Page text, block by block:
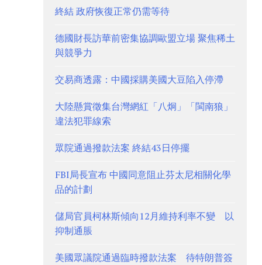
終結 政府恢復正常仍需等待
德國財長訪華前密集協調歐盟立場 聚焦稀土
與競爭力
交易商透露：中國採購美國大豆陷入停滯
大陸懸賞徵集台灣網紅「八炯」「閩南狼」
違法犯罪線索
眾院通過撥款法案 終結43日停擺
FBI局長宣布 中國同意阻止芬太尼相關化學
品的計劃
儲局官員柯林斯傾向12月維持利率不變 以
抑制通脹
美國眾議院通過臨時撥款法案 待特朗普簽